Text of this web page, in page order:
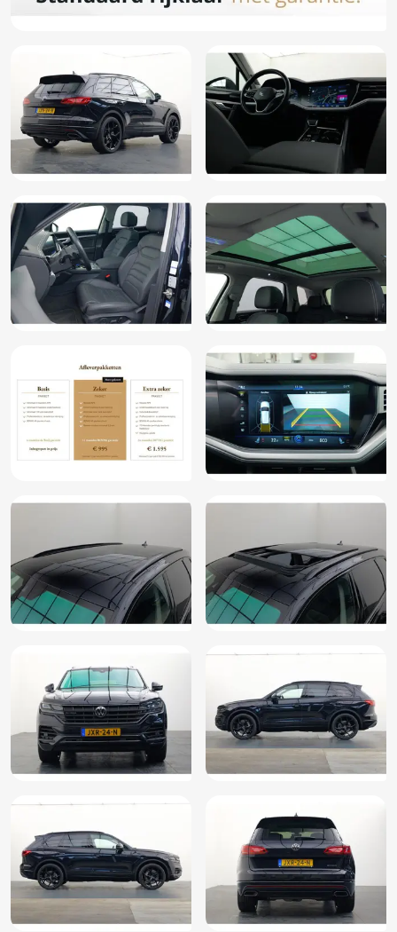
Elektronisch Stabiliteits Programma
Hoofdsteunen anti-whiplash
Keyless entry
Keyless start
LED achterlichten
Lederen bekleding
LED koplampen
Lendesteun(en) verstelbaar
Lichtmetalen velgen
Lichtmetalen velgen 19"
Multimedia-voorbereiding
Navigatiesysteem full map + hard disk
Oplaadmogelijkheid
Parkeersensor voor en achter
Regensensor
Roll Stability Control
Ruitensproeiers/wisserbladen verwarmbaar
Schakelpaddles
Smartphone integratie
Spraakbediening
Stuurbekrachtiging snelheidsafhankelijk
Stuur leder
Stuur multifunctioneel
Trekhaak elektrisch uitklapbaar
Verkeersbord detectie
Vervolgbotsing preventie
Verwarmde voorruit
Voorstoelen verwarmd